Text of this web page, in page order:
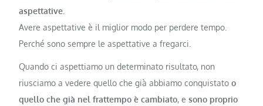
aspettative.
Avere aspettative è il miglior modo per perdere tempo.
Perché sono sempre le aspettative a fregarci.
Quando ci aspettiamo un determinato risultato, non
riusciamo a vedere quello che già abbiamo conquistatoo
quello che già nel frattempo è cambiato, esono proprio